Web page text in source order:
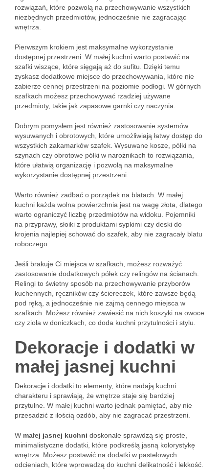
rozwiązań, które pozwolą na przechowywanie wszystkich
niezbędnych przedmiotów, jednocześnie nie zagracając
wnętrza.
Pierwszym krokiem jest maksymalne wykorzystanie
dostępnej przestrzeni. W małej kuchni warto postawić na
szafki wiszące, które sięgają aż do sufitu. Dzięki temu
zyskasz dodatkowe miejsce do przechowywania, które nie
zabierze cennej przestrzeni na poziomie podłogi. W górnych
szafkach możesz przechowywać rzadziej używane
przedmioty, takie jak zapasowe garnki czy naczynia.
Dobrym pomysłem jest również zastosowanie systemów
wysuwanych i obrotowych, które umożliwiają łatwy dostęp do
wszystkich zakamarków szafek. Wysuwane kosze, półki na
szynach czy obrotowe półki w narożnikach to rozwiązania,
które ułatwią organizację i pozwolą na maksymalne
wykorzystanie dostępnej przestrzeni.
Warto również zadbać o porządek na blatach. W małej
kuchni każda wolna powierzchnia jest na wagę złota, dlatego
warto ograniczyć liczbę przedmiotów na widoku. Pojemniki
na przyprawy, słoiki z produktami sypkimi czy deski do
krojenia najlepiej schować do szafek, aby nie zagracały blatu
roboczego.
Jeśli brakuje Ci miejsca w szafkach, możesz rozważyć
zastosowanie dodatkowych półek czy relingów na ścianach.
Relingi to świetny sposób na przechowywanie przyborów
kuchennych, ręczników czy ściereczek, które zawsze będą
pod ręką, a jednocześnie nie zajmą cennego miejsca w
szafkach. Możesz również zawiesić na nich koszyki na owoce
czy zioła w doniczkach, co doda kuchni przytulności i stylu.
Dekoracje i dodatki w
małej jasnej kuchni
Dekoracje i dodatki to elementy, które nadają kuchni
charakteru i sprawiają, że wnętrze staje się bardziej
przytulne. W małej kuchni warto jednak pamiętać, aby nie
przesadzić z ilością ozdób, aby nie zagracać przestrzeni.
W małej jasnej kuchni doskonale sprawdzą się proste,
minimalistyczne dodatki, które podkreślą jasną kolorystykę
wnętrza. Możesz postawić na dodatki w pastelowych
odcieniach, które wprowadzą do kuchni delikatność i lekkość.